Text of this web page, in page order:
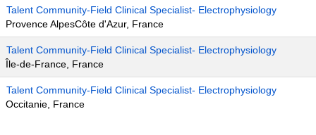
Talent Community-Field Clinical Specialist- Electrophysiology
Provence AlpesCôte d'Azur, France
Talent Community-Field Clinical Specialist- Electrophysiology
Île-de-France, France
Talent Community-Field Clinical Specialist- Electrophysiology
Occitanie, France